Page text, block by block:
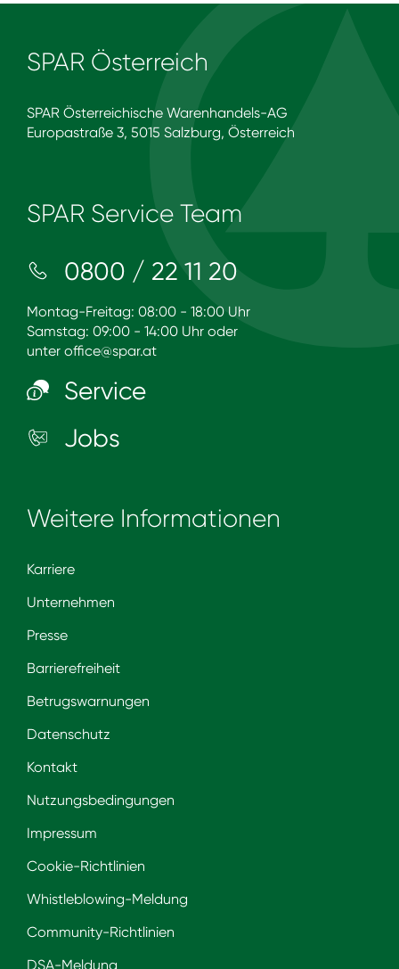
SPAR Österreich
SPAR Österreichische Warenhandels-AG
Europastraße 3, 5015 Salzburg, Österreich
SPAR Service Team
0800 / 22 11 20
Montag-Freitag: 08:00 - 18:00 Uhr
Samstag: 09:00 - 14:00 Uhr oder
unter office@spar.at
Service
Jobs
Weitere Informationen
Karriere
Unternehmen
Presse
Barrierefreiheit
Betrugswarnungen
Datenschutz
Kontakt
Nutzungsbedingungen
Impressum
Cookie-Richtlinien
Whistleblowing-Meldung
Community-Richtlinien
DSA-Meldung